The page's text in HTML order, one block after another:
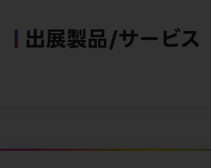
出展製品/サービス